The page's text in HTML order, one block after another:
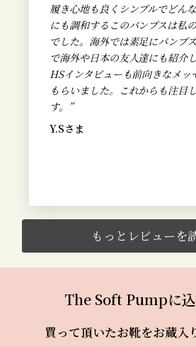
履き心地も良くシンプルでどん
にも調和するこのパンプスは私
でした。海外では素足にパンプ
で海外や日本の友人達にも紹介
HSインタビューも前向きなメッ
もらいました。これからも注目
す。 ”
Y.Sさま
もっとレビューを
The Soft Pumpに
買って頂いたお靴をお蔵入